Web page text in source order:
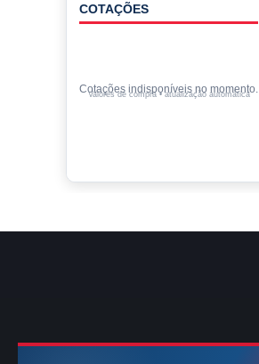
COTAÇÕES
Cotações indisponíveis no momento.
Valores de compra • atualização automática